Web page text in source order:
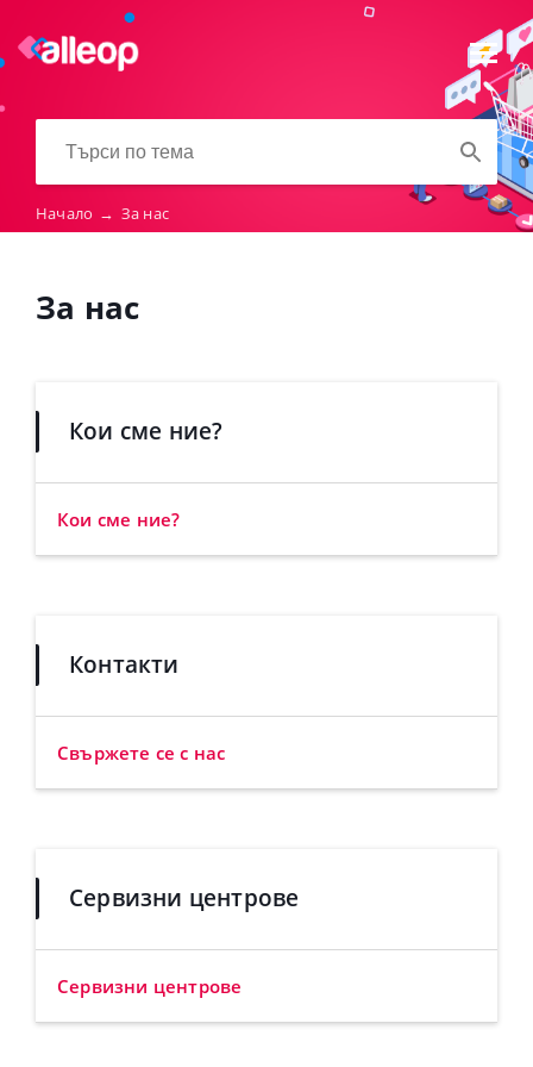
Начало → За нас
За нас
Кои сме ние?
Кои сме ние?
Контакти
Свържете се с нас
Сервизни центрове
Сервизни центрове